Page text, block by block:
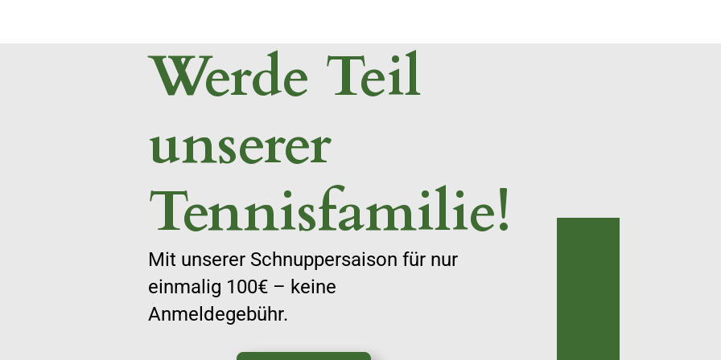
Werde Teil
unserer
Tennisfamilie!
Mit unserer Schnuppersaison für nur
einmalig 100€ – keine
Anmeldegebühr.